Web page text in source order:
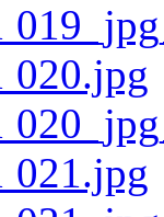
020.jpg
021.jpg